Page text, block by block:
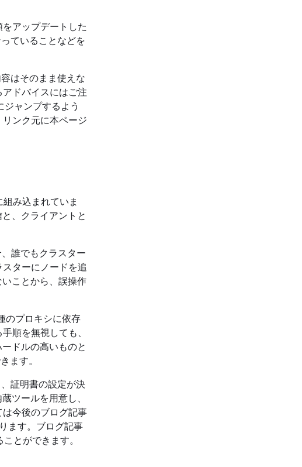
アップデートした
ていることなどを
はそのまま使えな
ドバイスにはご注
ャンプするよう
ンク元に本ページ
み込まれていま
、クライアントと
誰でもクラスター
ターにノードを追
ことから、誤操作
のプロキシに依存
順を無視しても、
ドルの高いものと
ます。
証明書の設定が決
ツールを用意し、
今後のブログ記事
ます。ブログ記事
とができます。